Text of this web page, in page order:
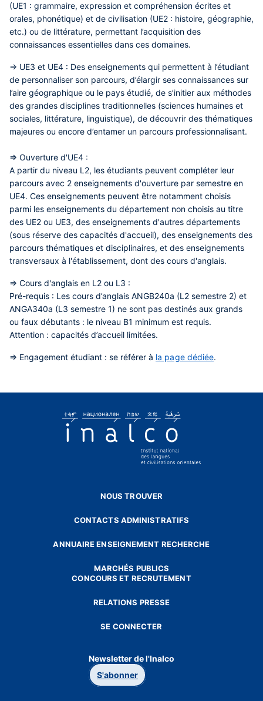
(UE1 : grammaire, expression et compréhension écrites et
orales, phonétique) et de civilisation (UE2 : histoire, géographie,
etc.) ou de littérature, permettant l’acquisition des
connaissances essentielles dans ces domaines.
=> UE3 et UE4 : Des enseignements qui permettent à l’étudiant
de personnaliser son parcours, d’élargir ses connaissances sur
l’aire géographique ou le pays étudié, de s’initier aux méthodes
des grandes disciplines traditionnelles (sciences humaines et
sociales, littérature, linguistique), de découvrir des thématiques
majeures ou encore d’entamer un parcours professionnalisant.
=> Ouverture d'UE4 :
A partir du niveau L2, les étudiants peuvent compléter leur
parcours avec 2 enseignements d'ouverture par semestre en
UE4. Ces enseignements peuvent être notamment choisis
parmi les enseignements du département non choisis au titre
des UE2 ou UE3, des enseignements d'autres départements
(sous réserve des capacités d'accueil), des enseignements des
parcours thématiques et disciplinaires, et des enseignements
transversaux à l'établissement, dont des cours d'anglais.
=> Cours d'anglais en L2 ou L3 :
Pré-requis : Les cours d’anglais ANGB240a (L2 semestre 2) et
ANGA340a (L3 semestre 1) ne sont pas destinés aux grands
ou faux débutants : le niveau B1 minimum est requis.
Attention : capacités d’accueil limitées.
=> Engagement étudiant : se référer à la page dédiée.
NOUS TROUVER
CONTACTS ADMINISTRATIFS
ANNUAIRE ENSEIGNEMENT RECHERCHE
MARCHÉS PUBLICS
CONCOURS ET RECRUTEMENT
RELATIONS PRESSE
SE CONNECTER
Newsletter de l'Inalco
S'abonner